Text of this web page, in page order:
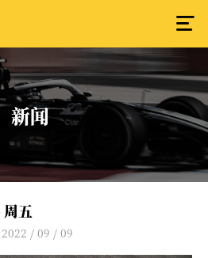
新闻
五
2022 / 09 / 09